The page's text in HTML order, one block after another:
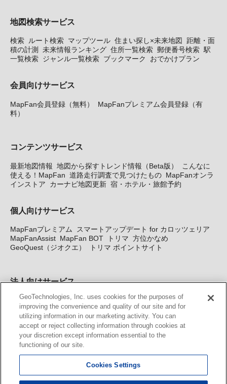
地図検索サービス
検索 ルート検索 マップツール 住まい探し×未来地図
距離・面
積の計測
未来情報ランキング 住所一覧検索 郵便番号検索 駅
一覧検索 ジャンル一覧検索 ブックマーク おでかけプラン
会員向けサービス
MapFan会員登録（無料）
MapFanプレミアム会員登録（有
料）
コンテンツサービス
最新地図情報 地図から探すトレンド情報（Beta版）
こんなに
使える！MapFan 道路走行調査で見つけたもの MapFanオンラ
インストア
カーナビ地図更新 宿・ホテル・旅館予約
個人向けサービス
MapFanプレミアム
スマートアップデート for カロッツェリア
MapFanAssist MapFan BOT トリマ 方位かなめ
GeoQuest（ジオクエ）
トリマ ポイントサイト
法人向けサービス
法人向け地図・位置情報サービス WEBサイト・システム向け地
図API Windows PC向け地図開発キット MapFan DB 住所確認
サービス
MAP WORLD+ トリマ広告 Geo-Research
カーナビ地図更新サービス
MapFan スマートメンバーズ
KENWOOD MapFan Club
GeoTechnologies, Inc. uses cookies for the purposes of
improving the convenience and quality of our site and for
utilizing information in our marketing activity. You can
accept or reject collecting information through cookies at
your discretion except information essential to the
functioning of our site.
Cookies Settings